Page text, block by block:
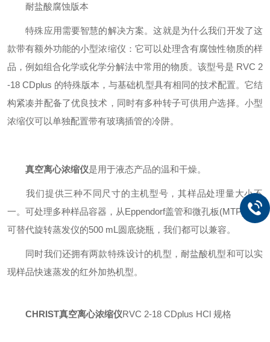
耐盐酸腐蚀版本
特殊应用需要智慧的解决方案。这就是为什么我们开发了这
款带有额外功能的小型浓缩仪：它可以处理含有腐蚀性物质的样
品，例如组合化学或化学分解法中常用的物质。该型号是 RVC 2
-18 CDplus 的特殊版本，与基础机型具有相同的技术配置。它结
构紧凑并配备了优良技术，同时有多种转子可供用户选择。小型
浓缩仪可以单独配置带有玻璃插管的冷阱。
真空离心浓缩仪是用于液态产品的温和干燥。
我们提供三种不同尺寸的主机型号，其样品处理量大小不
一。可处理多种样品容器，从Eppendorf盖管和微孔板(MTP)，到
可替代旋转蒸发仪的500 mL圆底烧瓶，我们都可以兼容。
同时我们还拥有两款特殊设计的机型，耐盐酸机型和可以实
现样品快速蒸发的红外加热机型。
CHRIST真空离心浓缩仪RVC 2-18 CDplus HCl 规格